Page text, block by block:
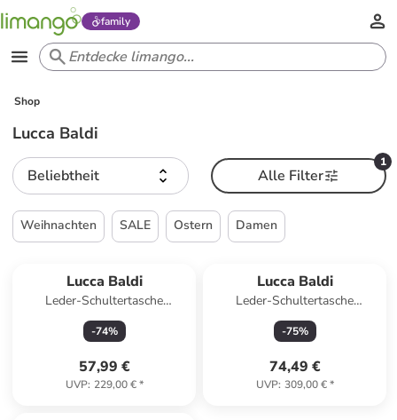
family
Shop
Lucca Baldi
Beliebtheit
1
Alle Filter
Weihnachten SALE Ostern Damen
Lucca Baldi
Leder-Schultertasche
"Trapani" in Beige - (B)33 x
(H)25 x (T)14 cm
-74%
57,99 €
UVP: 229,00 €*
Lucca Baldi
Leder-Schultertasche
"Carrara" in Hellbraun - (B)36
x (H)28 x (T)12 cm
-75%
74,49 €
UVP: 309,00 €*